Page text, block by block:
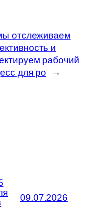
отслеживаем
и
рабочий
для ро
→
09.07.2026